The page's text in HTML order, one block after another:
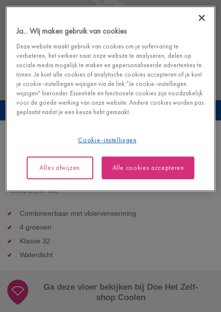
Bekijk deze vloer in je eigen interieur
Zachte naturelle eik
LAMINAAT - IMPRESSIVE |IM1855
32,95 €/m²
Adviesprijs (incl. btw)
Beschikbaar in2varianten
Combineerbaar met vloerverwarming
4 groeven
Klasse 32
Waterdicht
Ga deze vloer bekijken bij Doe Het Zelf-
shop Coolen
Ja... Wij maken gebruik van cookies
Deze website maakt gebruik van cookies om je surfervaring te
verbeteren, het verkeer naar onze website te analyseren, delen op
sociale media mogelijk te maken en gepersonaliseerde advertenties te
tonen. Je kunt alle cookies of analytische cookies accepteren of je kunt
je cookie-instellingen wijzigen via de link "Je cookie-instellingen
wijzigen" hieronder. Essentiële en functionele cookies zijn noodzakelijk
voor de goede werking van onze website. Andere cookies worden pas
geplaatst nadat je een keuze hebt gemaakt.
Cookie-instellingen
Alles afwijzen Alle cookies accepteren